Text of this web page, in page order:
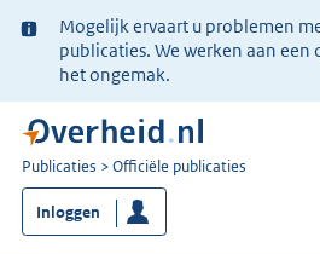
Ter
informatie:
Mogelijk ervaart u problemen
publicaties. We werken aan een
het ongemak.
U
bent
nu
hier:
Publicaties Officiële publicaties
Inloggen